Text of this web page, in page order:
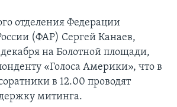
отделения Федерации
(ФАР) Сергей Канаев,
на Болотной площади,
«Голоса Америки», что в
в 12.00 проводят
митинга.